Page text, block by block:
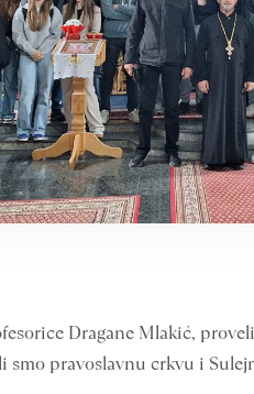
Dragane Mlakić,
pravoslavnu crkvu i